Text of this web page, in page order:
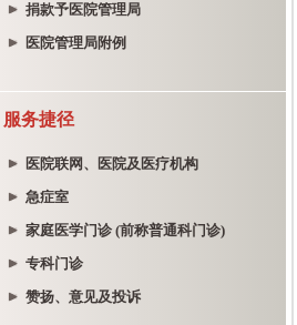
捐款予医院管理局
医院管理局附例
服务捷径
医院联网、医院及医疗机构
急症室
家庭医学门诊 (前称普通科门诊)
专科门诊
赞扬、意见及投诉